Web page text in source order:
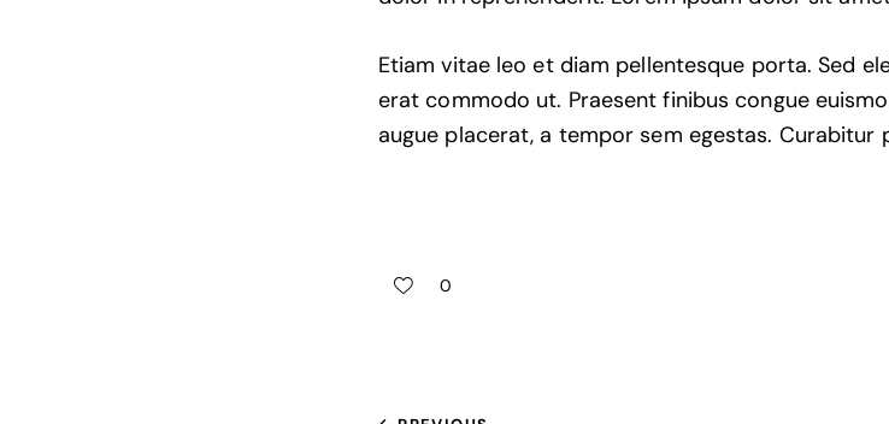
Etiam vitae leo et diam pellentesque porta. Sed
erat commodo ut. Praesent finibus congue
augue placerat, a tempor sem egestas. Curabitur
0